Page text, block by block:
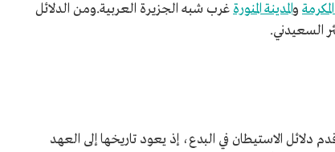
والمدينة المنورة غرب شبه الجزيرة العربية.ومن الدلائل
السعيدني.
الاستيطان في البدع، إذ يعود تاريخها إلى العهد